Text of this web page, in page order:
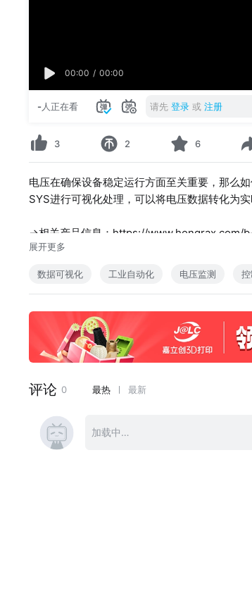
00:00 / 00:00
-人正在看 请先 登录 或 注册
3 2 6
电压在确保设备稳定运行方面至关重要，那么
SYS进行可视化处理，可以将电压数据转化为
→相关产品信息：https://www.hongrax.com/
展开更多
数据可视化 工业自动化 电压监测